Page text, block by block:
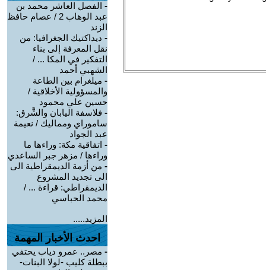
- الفصل العاشر محمد بن
عبد الوهاب 2 / عصام حافظ
الزند
- ديداكتيك الجغرافيا: من
نقل المعرفة إلى بناء
التفكير في المكا ... /
الشهبي أحمد
- ميلغرام بين الطاعة
والمسؤولية الأخلاقية /
حسين علي محمود
- فلاسفة اليابان والشَّرق:
ساموراي ومماليك / نعيمة
عبد الجواد
- اتفاقية مكة: وراءها ما
وراءها / مزهر جبر الساعدي
- من أزمة الديمقراطية الى
الى تجديد المشروع
الديمقراطي: قراءة ... /
محمد الحباسي
المزيد.....
احدث الأخبار المهمة
- مصر.. عمرو دياب يحتفي
ببطلة كليب -لولا البنات-